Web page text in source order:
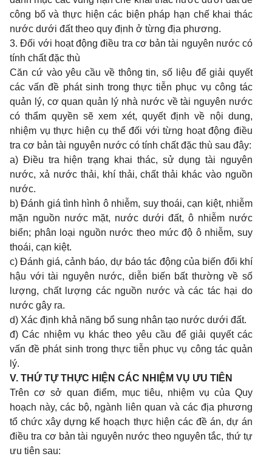
công bốvà thực hiện các biện pháp hạn chế khai thác
nước dưới đất theo quy định ở từng địa phương.
3. Đối với hoạt động điều tra cơ bản tài nguyên nước có
tính chất đặc thù
Căn cứ vào yêu cầu về thông tin, số liệu để giải quyết
các vấn đề phát sinh trong thực tiễn phục vụ công tác
quản lý, cơ quan quản lý nhà nước về tài nguyên nước
có thẩm quyền sẽ xem xét, quyết định về nội dung,
nhiệm vụ thực hiện cụ thểđối với từng hoạt động điều
tra cơ bản tài nguyên nước có tính chất đặc thù sau đây:
a) Điều tra hiện trạng khai thác, sử dụng tài nguyên
nước, xả nước thải, khí thải, chất thải khác vào nguồn
nước.
b) Đánh giá tình hình ô nhiễm, suy thoái, cạn kiệt, nhiễm
mặn nguồn nước mặt, nước dưới đất, ô nhiễm nước
biển; phân loại nguồn nước theo mức độ ô nhiễm, suy
thoái, cạn kiệt.
c) Đánh giá, cảnh báo, dự báo tác động của biến đổi khí
hậu với tài nguyên nước, diễn biến bất thường về số
lượng, chất lượng các nguồn nước và các tác hại do
nước gây ra.
d) Xác định khả năng bổ sung nhân tạo nước dưới đất.
đ) Các nhiệm vụ khác theo yêu cầu để giải quyết các
vấn đề phát sinh trong thực tiễn phục vụ công tác quản
lý.
V. THỨ TỰ THỰC HIỆN CÁC NHIỆM VỤ ƯU TIÊN
Trên cơ sở quan điểm, mục tiêu, nhiệm vụ của Quy
hoạch này, các bộ, ngành liên quan và các địa phương
tổ chức xây dựng kế hoạch thực hiện các đề án, dự án
điều tra cơ bản tài nguyên nước theo nguyên tắc, thứ tự
ưu tiên sau: